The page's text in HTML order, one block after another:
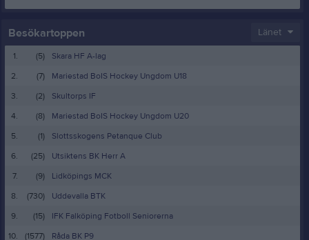
Besökartoppen Länet
1. (5)
Skara HF A-lag
2.
(7)
Mariestad BoIS Hockey Ungdom U18
3.
(2)
Skultorps IF
4.
(8)
Mariestad BoIS Hockey Ungdom U20
5.
(1)
Slottsskogens Petanque Club
6.
(25)
Utsiktens BK Herr A
7.
(9)
Lidköpings MCK
8.
(730)
Uddevalla BTK
9.
(15)
IFK Falköping Fotboll Seniorerna
10.
(1577) Råda BK P9